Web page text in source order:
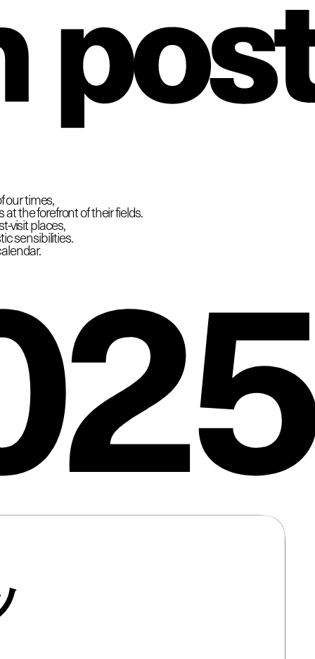
our times,
the forefront of their fields.
visit places,
sensibilities.